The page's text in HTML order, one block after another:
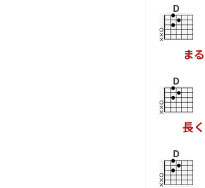
D
まる
D
長く
D